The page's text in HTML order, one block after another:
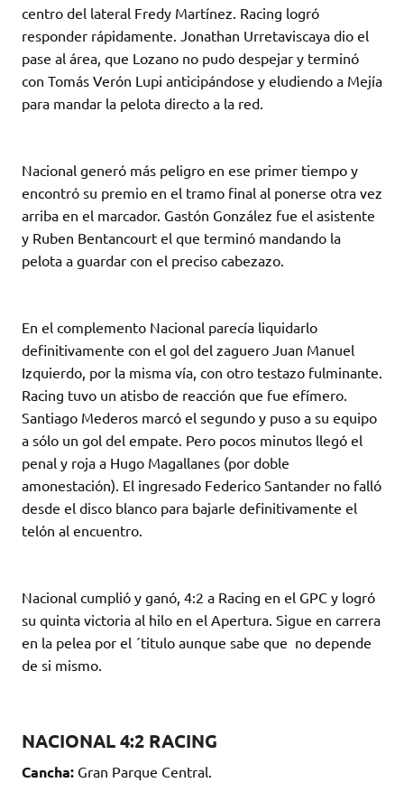
centro del lateral Fredy Martínez. Racing logró
responder rápidamente. Jonathan Urretaviscaya dio el
pase al área, que Lozano no pudo despejar y terminó
con Tomás Verón Lupi anticipándose y eludiendo a Mejía
para mandar la pelota directo a la red.
Nacional generó más peligro en ese primer tiempo y
encontró su premio en el tramo final al ponerse otra vez
arriba en el marcador. Gastón González fue el asistente
y Ruben Bentancourt el que terminó mandando la
pelota a guardar con el preciso cabezazo.
En el complemento Nacional parecía liquidarlo
definitivamente con el gol del zaguero Juan Manuel
Izquierdo, por la misma vía, con otro testazo fulminante.
Racing tuvo un atisbo de reacción que fue efímero.
Santiago Mederos marcó el segundo y puso a su equipo
a sólo un gol del empate. Pero pocos minutos llegó el
penal y roja a Hugo Magallanes (por doble
amonestación). El ingresado Federico Santander no falló
desde el disco blanco para bajarle definitivamente el
telón al encuentro.
Nacional cumplió y ganó, 4:2 a Racing en el GPC y logró
su quinta victoria al hilo en el Apertura. Sigue en carrera
en la pelea por el ´titulo aunque sabe que no depende
de si mismo.
NACIONAL 4:2 RACING
Cancha: Gran Parque Central.